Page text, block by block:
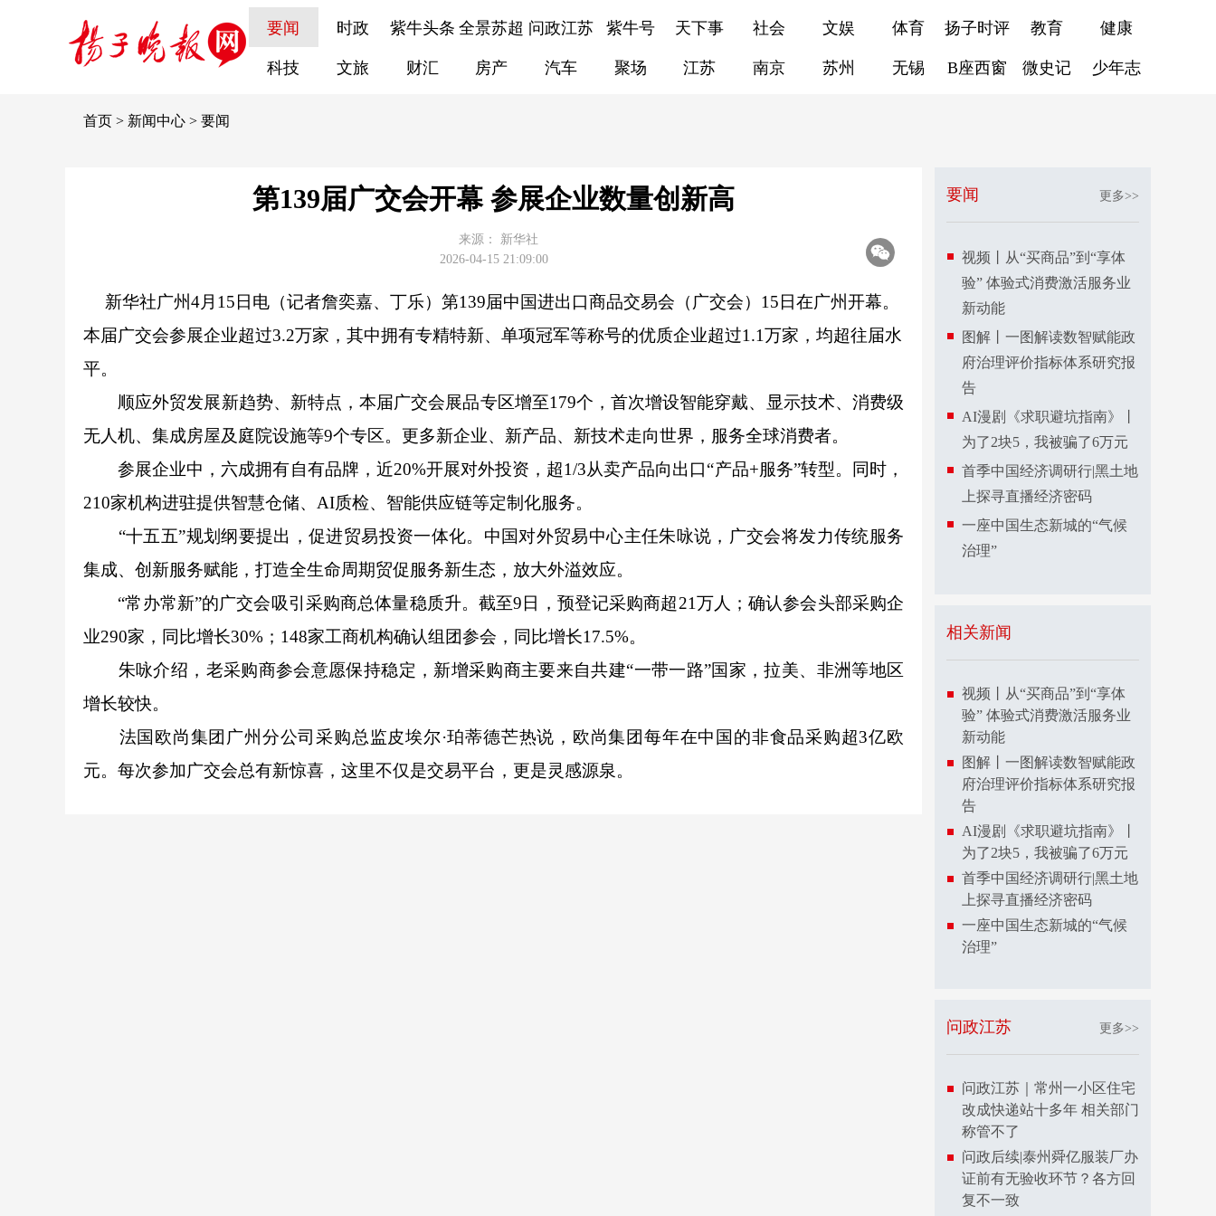
要闻 时政 紫牛头条 全景苏超 问政江苏 紫牛号 天下事 社会 文娱 体育 扬子时评 教育 健康
科技 文旅 财汇 房产 汽车 聚场 江苏 南京 苏州 无锡 B座西窗 微史记 少年志
首页 > 新闻中心 > 要闻
第139届广交会开幕 参展企业数量创新高
来源：
新华社
2026-04-15 21:09:00
新华社广州4月15日电（记者詹奕嘉、丁乐）第139届中国进出口商品交易会（广交会）15日在广州开幕。
本届广交会参展企业超过3.2万家，其中拥有专精特新、单项冠军等称号的优质企业超过1.1万家，均超往届水
平。
顺应外贸发展新趋势、新特点，本届广交会展品专区增至179个，首次增设智能穿戴、显示技术、消费级
无人机、集成房屋及庭院设施等9个专区。更多新企业、新产品、新技术走向世界，服务全球消费者。
参展企业中，六成拥有自有品牌，近20%开展对外投资，超1/3从卖产品向出口“产品+服务”转型。同时，
210家机构进驻提供智慧仓储、AI质检、智能供应链等定制化服务。
“十五五”规划纲要提出，促进贸易投资一体化。中国对外贸易中心主任朱咏说，广交会将发力传统服务
集成、创新服务赋能，打造全生命周期贸促服务新生态，放大外溢效应。
“常办常新”的广交会吸引采购商总体量稳质升。截至9日，预登记采购商超21万人；确认参会头部采购企
业290家，同比增长30%；148家工商机构确认组团参会，同比增长17.5%。
朱咏介绍，老采购商参会意愿保持稳定，新增采购商主要来自共建“一带一路”国家，拉美、非洲等地区
增长较快。
法国欧尚集团广州分公司采购总监皮埃尔·珀蒂德芒热说，欧尚集团每年在中国的非食品采购超3亿欧
元。每次参加广交会总有新惊喜，这里不仅是交易平台，更是灵感源泉。
要闻 更多>>
视频丨从“买商品”到“享体
验” 体验式消费激活服务业
新动能
图解丨一图解读数智赋能政
府治理评价指标体系研究报
告
AI漫剧《求职避坑指南》丨
为了2块5，我被骗了6万元
首季中国经济调研行|黑土地
上探寻直播经济密码
一座中国生态新城的“气候
治理”
相关新闻
视频丨从“买商品”到“享体
验” 体验式消费激活服务业
新动能
图解丨一图解读数智赋能政
府治理评价指标体系研究报
告
AI漫剧《求职避坑指南》丨
为了2块5，我被骗了6万元
首季中国经济调研行|黑土地
上探寻直播经济密码
一座中国生态新城的“气候
治理”
问政江苏 更多>>
问政江苏｜常州一小区住宅
改成快递站十多年 相关部门
称管不了
问政后续|泰州舜亿服装厂办
证前有无验收环节？各方回
复不一致